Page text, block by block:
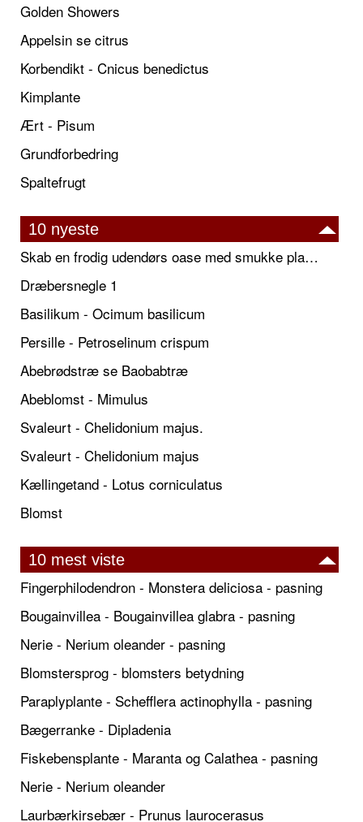
Golden Showers
Appelsin se citrus
Korbendikt - Cnicus benedictus
Kimplante
Ært - Pisum
Grundforbedring
Spaltefrugt
10 nyeste
Skab en frodig udendørs oase med smukke plantekrukker og elegante espalier
Dræbersnegle 1
Basilikum - Ocimum basilicum
Persille - Petroselinum crispum
Abebrødstræ se Baobabtræ
Abeblomst - Mimulus
Svaleurt - Chelidonium majus.
Svaleurt - Chelidonium majus
Kællingetand - Lotus corniculatus
Blomst
10 mest viste
Fingerphilodendron - Monstera deliciosa - pasning
Bougainvillea - Bougainvillea glabra - pasning
Nerie - Nerium oleander - pasning
Blomstersprog - blomsters betydning
Paraplyplante - Schefflera actinophylla - pasning
Bægerranke - Dipladenia
Fiskebensplante - Maranta og Calathea - pasning
Nerie - Nerium oleander
Laurbærkirsebær - Prunus laurocerasus